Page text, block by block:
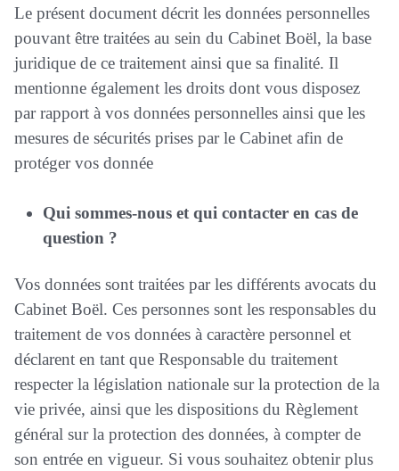
Le présent document décrit les données personnelles
pouvant être traitées au sein du Cabinet Boël, la base
juridique de ce traitement ainsi que sa finalité. Il
mentionne également les droits dont vous disposez
par rapport à vos données personnelles ainsi que les
mesures de sécurités prises par le Cabinet afin de
protéger vos donnée
Qui sommes-nous et qui contacter en cas de
question ?
Vos données sont traitées par les différents avocats du
Cabinet Boël. Ces personnes sont les responsables du
traitement de vos données à caractère personnel et
déclarent en tant que Responsable du traitement
respecter la législation nationale sur la protection de la
vie privée, ainsi que les dispositions du Règlement
général sur la protection des données, à compter de
son entrée en vigueur. Si vous souhaitez obtenir plus